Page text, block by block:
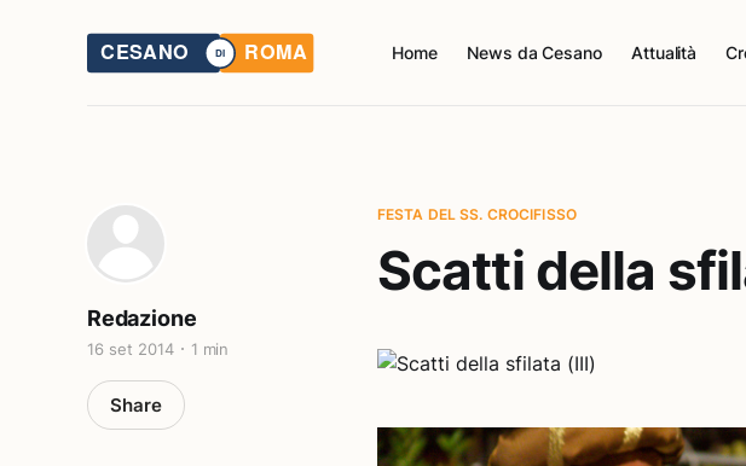
Home News da Cesano Attualità
FESTA DEL SS. CROCIFISSO
Scatti della
Redazione
16 set 2014 1 min
Share